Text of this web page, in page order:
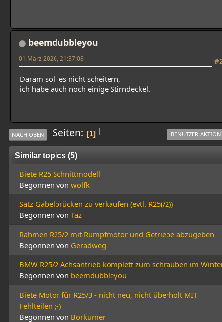
beemdubbleyou
01 März 2026, 21:37:08
Daram soll es nicht scheitern,
ich habe auch noch einige Stirndeckel.
|
NACH OBEN Seiten 1 BENUTZER-
Similar topics (5)
Biete R25 Schnittmodell
Begonnen von wolfk
Satz Gabelbrücken zu verkaufen (evtl. R25(/2))
Begonnen von Taz
Rahmen R25/2 mit Rumpfmotor und Getriebe abzugeben
Begonnen von Geradweg
BMW R25/2 Achsantrieb komplett zum schrauben im
Begonnen von beemdubbleyou
Biete Motor für R25/3 - nicht neu, nicht überholt MIT
Fehlteilen ;-)
Begonnen von Borkumer